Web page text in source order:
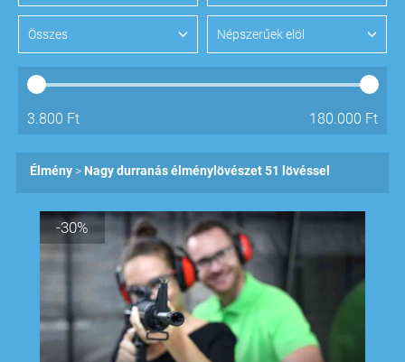
Összes Népszerűek elöl
3.800 Ft 180.000 Ft
Élmény Nagy durranás élménylövészet 51 lövéssel
-30%